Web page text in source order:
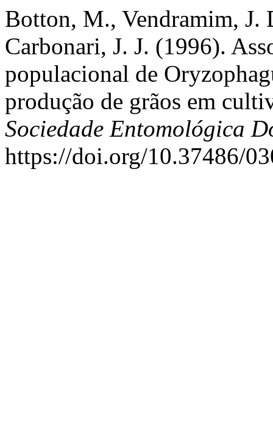
Botton, M., Vendramim, J.
Carbonari, J. J. (1996).
populacional de
produção de grãos em
Sociedade Entomológica
https://doi.org/10.37486/